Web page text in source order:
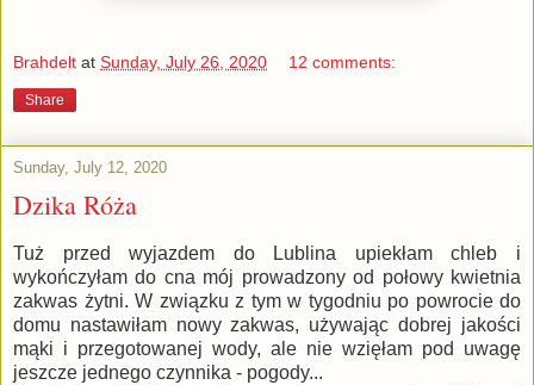
Brahdelt at Sunday, July 26, 2020 12 comments:
Share
Sunday, July 12, 2020
Dzika Róża
Tuż przed wyjazdem do Lublina upiekłam chleb i
wykończyłam do cna mój prowadzony od połowy kwietnia
zakwas żytni. W związku z tym w tygodniu po powrocie do
domu nastawiłam nowy zakwas, używając dobrej jakości
mąki i przegotowanej wody, ale nie wzięłam pod uwagę
jeszcze jednego czynnika - pogody...